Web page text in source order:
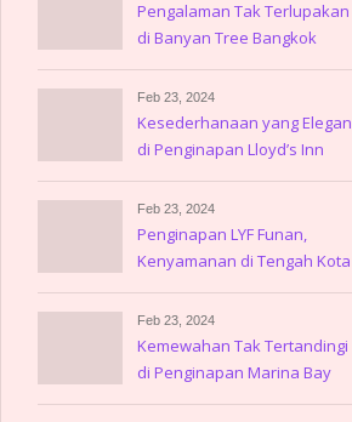
Pengalaman Tak Terlupakan
di Banyan Tree Bangkok
Feb 23, 2024
Kesederhanaan yang Elegan
di Penginapan Lloyd’s Inn
Feb 23, 2024
Penginapan LYF Funan,
Kenyamanan di Tengah Kota
Feb 23, 2024
Kemewahan Tak Tertandingi
di Penginapan Marina Bay
Sands